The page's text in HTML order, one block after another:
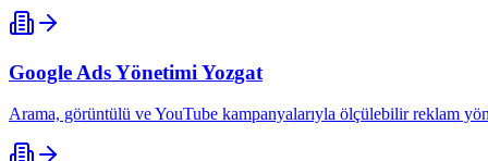
Google Ads Yönetimi Yozgat
Arama, görüntülü ve YouTube kampanyalarıyla ölçülebilir reklam